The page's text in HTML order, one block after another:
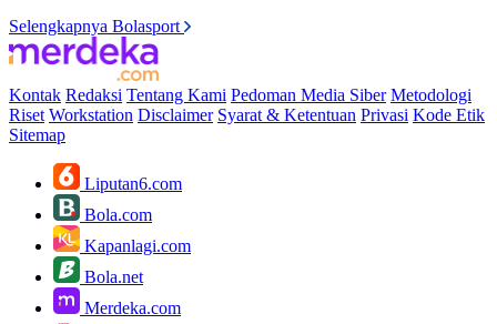
Selengkapnya Bolasport
Kontak Redaksi Tentang Kami Pedoman Media Siber Metodologi
Riset Workstation Disclaimer Syarat & Ketentuan Privasi Kode Etik
Sitemap
Liputan6.com
Bola.com
Kapanlagi.com
Bola.net
Merdeka.com